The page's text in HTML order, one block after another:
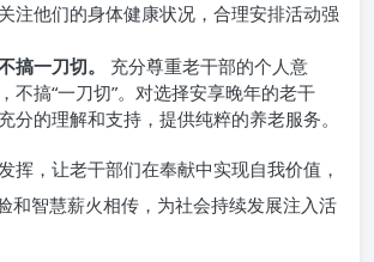
注他们的身体健康状况，合理安排活动强
搞一刀切。
充分尊重老干部的个人意
不搞“一刀切”。对选择安享晚年的老干
分的理解和支持，提供纯粹的养老服务。
挥，让老干部们在奉献中实现自我价值，
和智慧薪火相传，为社会持续发展注入活